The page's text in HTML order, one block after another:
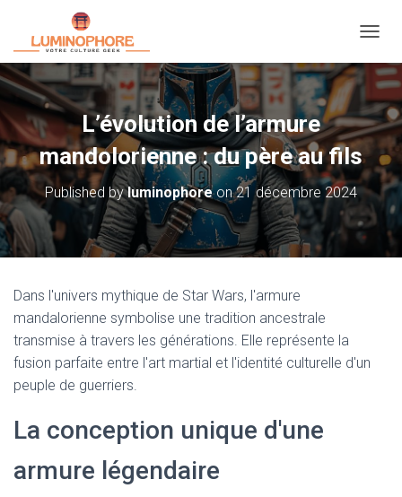
L’évolution de l’armure
mandolorienne : du père au fils
Published byluminophoreon21 décembre 2024
Dans l'univers mythique de Star Wars, l'armure
mandalorienne symbolise une tradition ancestrale
transmise à travers les générations. Elle représente la
fusion parfaite entre l'art martial et l'identité culturelle d'un
peuple de guerriers.
La conception unique d'une
armure légendaire